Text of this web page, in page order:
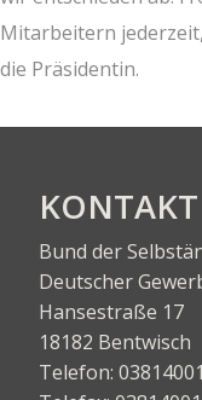
Mit­ar­bei­tern
die Präsidentin.
KON­TAKT
Bund der
Deut­scher
Han­se­stra­ße 17
18182 Bentwisch
Tele­fon: